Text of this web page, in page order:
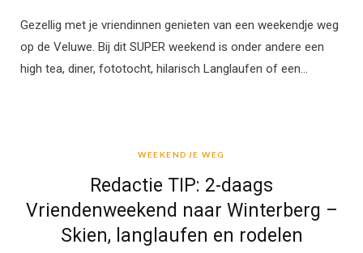
Gezellig met je vriendinnen genieten van een weekendje weg
op de Veluwe. Bij dit SUPER weekend is onder andere een
high tea, diner, fototocht, hilarisch Langlaufen of een…
WEEKENDJE WEG
Redactie TIP: 2-daags
Vriendenweekend naar Winterberg –
Skien, langlaufen en rodelen